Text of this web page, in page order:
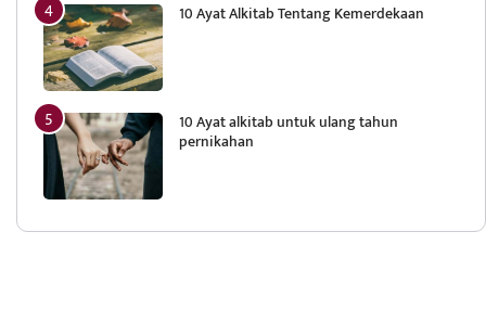
10 Ayat Alkitab Tentang Kemerdekaan
10 Ayat alkitab untuk ulang tahun
pernikahan